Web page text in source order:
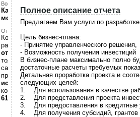
Вопрос:
Как найти нужное мне исследование...
можете помочь?
Ответ:
Конечно поможем! На портале
размещеноболее 21000 готовых
отчетов, при этом мы не ограничиваемся
только готовыми материалами. По любой
самой сложной теме мы всегда сможем
предложитьиндивидуальное
исследование. Обращайтесь для
консультации по телефонкм+7(495)920-
6198, +7(903)799-6121
по
л
и
а
н
н
ы
й
о
т
ч
ё
т
В
Полное описание отчета
Предлагаем Вам услуги по
Цель бизнес-плана:
- Принятие управленческого решения,
- Возможность получения инвестиций
В бизнес-плане максимально полно
достаточные расчеты требуемых
Детальная проработка проекта и
следующих целей:
1. Для использования в качестве
2. Для представления проекта
3. Для предоставления в кредитные
4. Для получения субсидий, грантов